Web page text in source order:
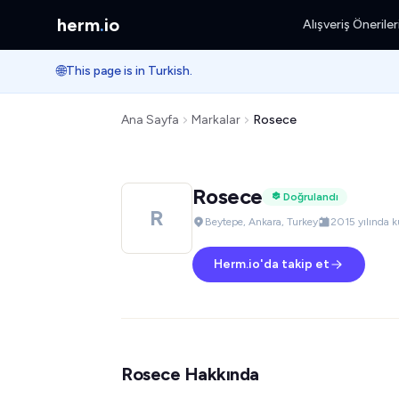
herm.io Alışveriş Önerileri
🌐This page is in Turkish.
Ana Sayfa Markalar Rosece
R
Rosece
Doğrulandı
Beytepe, Ankara, Turkey
2015 yılında
Herm.io'da takip et
Rosece Hakkında